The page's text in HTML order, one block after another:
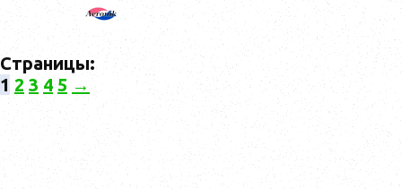
Страницы:
1 2 3 4 5 →